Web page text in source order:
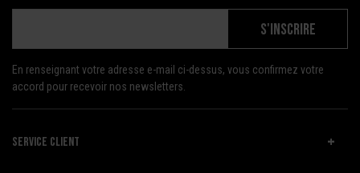
S'INSCRIRE
En renseignant votre adresse e-mail ci-dessus, vous confirmez votre
accord pour recevoir nos newsletters.
SERVICE CLIENT